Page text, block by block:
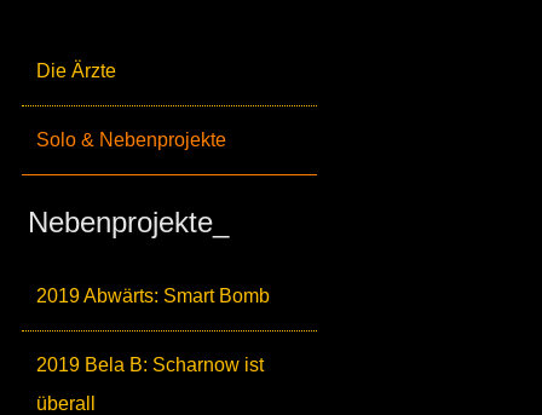
Die Ärzte
Solo & Nebenprojekte
Nebenprojekte_
2019 Abwärts: Smart Bomb
2019 Bela B: Scharnow ist
überall